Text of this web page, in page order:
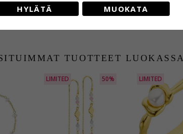
Toimitusaika
TUOTTEET LUOKASSA
LIMITED 50% LIMITED
HYLÄTÄ MUOKATA